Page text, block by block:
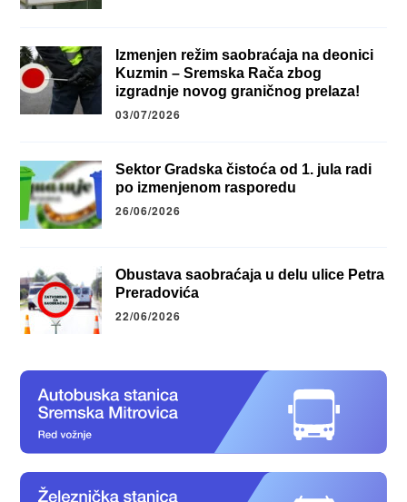
Izmenjen režim saobraćaja na deonici
Kuzmin – Sremska Rača zbog
izgradnje novog graničnog prelaza!
03/07/2026
Sektor Gradska čistoća od 1. jula radi
po izmenjenom rasporedu
26/06/2026
Obustava saobraćaja u delu ulice Petra
Preradovića
22/06/2026